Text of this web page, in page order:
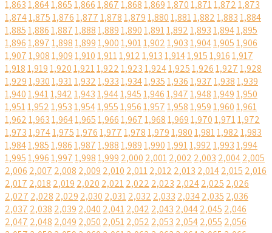
1,8631,8641,8651,8661,8671,8681,8691,8701,8711,8721,873
1,8741,8751,8761,8771,8781,8791,8801,8811,8821,8831,884
1,8851,8861,8871,8881,8891,8901,8911,8921,8931,8941,895
1,8961,8971,8981,8991,9001,9011,9021,9031,9041,9051,906
1,9071,9081,9091,9101,9111,9121,9131,9141,9151,9161,917
1,9181,9191,9201,9211,9221,9231,9241,9251,9261,9271,928
1,9291,9301,9311,9321,9331,9341,9351,9361,9371,9381,939
1,9401,9411,9421,9431,9441,9451,9461,9471,9481,9491,950
1,9511,9521,9531,9541,9551,9561,9571,9581,9591,9601,961
1,9621,9631,9641,9651,9661,9671,9681,9691,9701,9711,972
1,9731,9741,9751,9761,9771,9781,9791,9801,9811,9821,983
1,9841,9851,9861,9871,9881,9891,9901,9911,9921,9931,994
1,9951,9961,9971,9981,999 2,000 2,0012,002 2,003 2,0042,005
2,006 2,007 2,008 2,009 2,010 2,0112,012 2,013 2,0142,015 2,016
2,017 2,018 2,019 2,020 2,0212,022 2,023 2,0242,025 2,026
2,027 2,028 2,029 2,030 2,0312,032 2,033 2,0342,035 2,036
2,037 2,038 2,039 2,040 2,0412,042 2,043 2,0442,045 2,046
2,047 2,048 2,049 2,050 2,0512,052 2,053 2,0542,055 2,056